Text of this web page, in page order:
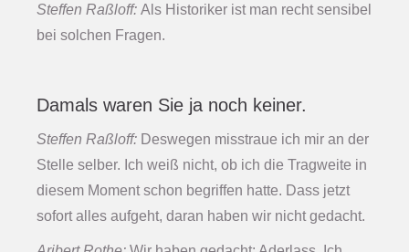
Steffen Raßloff: Als Historiker ist man recht sensibel
bei solchen Fragen.
Damals waren Sie ja noch keiner.
Steffen Raßloff: Deswegen misstraue ich mir an der
Stelle selber. Ich weiß nicht, ob ich die Tragweite in
diesem Moment schon begriffen hatte. Dass jetzt
sofort alles aufgeht, daran haben wir nicht gedacht.